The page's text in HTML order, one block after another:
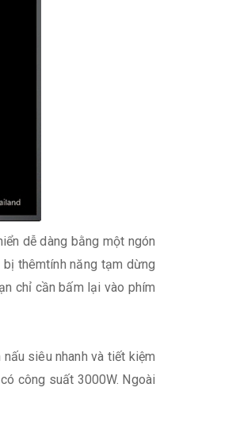
dễ dàng bằng một ngón
thêmtính năng tạm dừng
chỉ cần bấm lại vào phím
siêu nhanh và tiết kiệm
công suất 3000W. Ngoài